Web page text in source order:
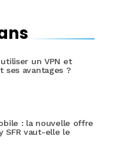
un VPN et
ses avantages ?
: la nouvelle offre
SFR vaut-elle le